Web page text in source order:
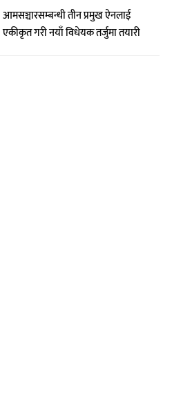
आमसञ्चारसम्बन्धी तीन प्रमुख ऐनलाई
एकीकृत गरी नयाँ विधेयक तर्जुमा तयारी